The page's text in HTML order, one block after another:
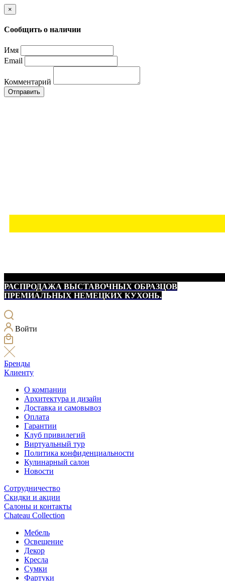
×
Сообщить о наличии
Имя
Email
Комментарий
Отправить
РАСПРОДАЖА ВЫСТАВОЧНЫХ ОБРАЗЦОВ
ПРЕМИАЛЬНЫХ НЕМЕЦКИХ КУХОНЬ.
Войти
Бренды
Клиенту
О компании
Архитектура и дизайн
Доставка и самовывоз
Оплата
Гарантии
Клуб привилегий
Виртуальный тур
Политика конфиденциальности
Кулинарный салон
Новости
Сотрудничество
Скидки и акции
Салоны и контакты
Chateau Collection
Мебель
Освещение
Декор
Кресла
Сумки
Фартуки